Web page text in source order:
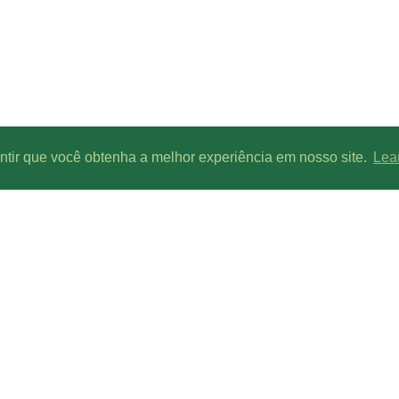
que você obtenha a melhor experiência em nosso site.